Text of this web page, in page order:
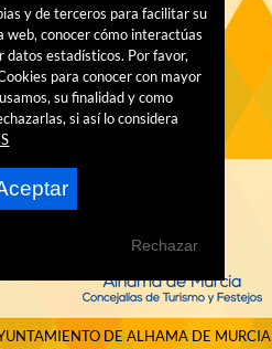
DE ALHAMA DE MURCIA
y de terceros para facilitar su
web, conocer cómo interactúas
datos estadísticos. Por favor,
para conocer con mayor
su finalidad y como
si así lo considera
Rechazar